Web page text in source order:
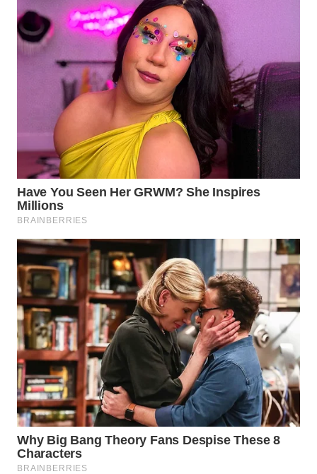
WN
SULUT
MALUT
WN
DAIRI
DANAU
TOBA
WN
NIAS
WN
LANGKAT
WN
TAPANULI
SELATAN